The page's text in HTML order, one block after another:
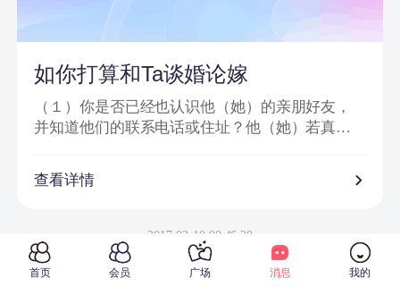
如你打算和Ta谈婚论嫁
（１）你是否已经也认识他（她）的亲朋好友，
并知道他们的联系电话或住址？他（她）若真心
私人社交圈子。
信他（她）真的在那里从事着他（她）所说的工
作？
查看详情
2017-02-10 09:46:30
首页 会员 广场 消息 我的